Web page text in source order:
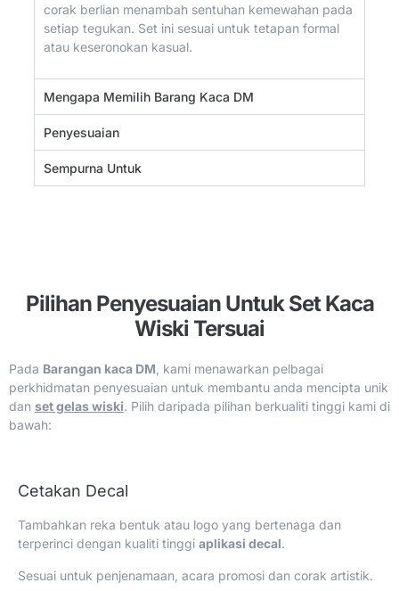
corak berlian menambah sentuhan kemewahan pada
setiap tegukan. Set ini sesuai untuk tetapan formal
atau keseronokan kasual.
Mengapa Memilih Barang Kaca DM
Penyesuaian
Sempurna Untuk
Pilihan Penyesuaian Untuk Set Kaca
Wiski Tersuai
Pada Barangan kaca DM , kami menawarkan pelbagai
perkhidmatan penyesuaian untuk membantu anda mencipta unik
dan set gelas wiski. Pilih daripada pilihan berkualiti tinggi kami di
bawah:
Cetakan Decal
Tambahkan reka bentuk atau logo yang bertenaga dan
terperinci dengan kualiti tinggi aplikasi decal.
Sesuai untuk penjenamaan, acara promosi dan corak artistik.